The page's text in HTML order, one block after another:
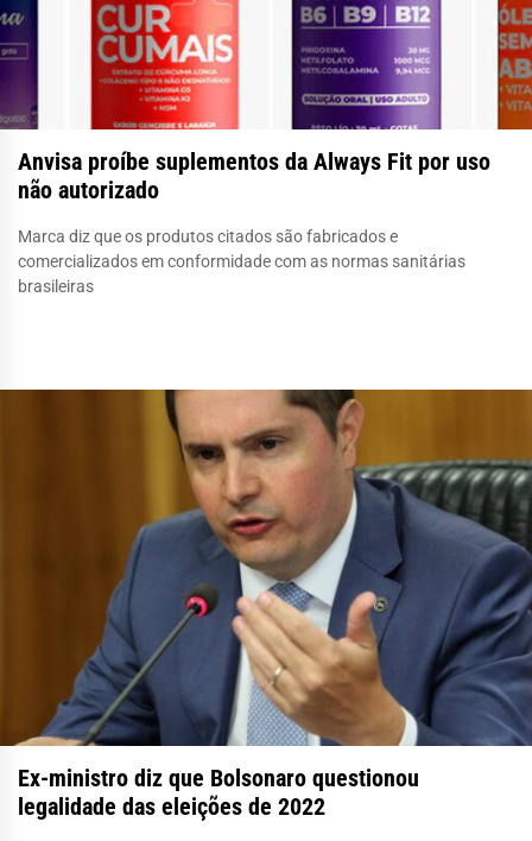
Anvisa proíbe suplementos da Always Fit por uso
não autorizado
Marca diz que os produtos citados são fabricados e
comercializados em conformidade com as normas sanitárias
brasileiras
Ex-ministro diz que Bolsonaro questionou
legalidade das eleições de 2022